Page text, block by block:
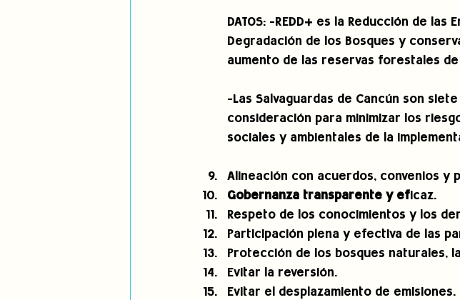
DATOS: -REDD+ es la Reducción de
Degradación de los Bosques y
aumento de las reservas forestales
-Las Salvaguardas de Cancún son
consideración para minimizar los
sociales y ambientales de la
Alineación con acuerdos, convenios y
Gobernanza transparente y eficaz.
Respeto de los conocimientos y los
Participación plena y efectiva de las
Protección de los bosques naturales,
Evitar la reversión.
Evitar el desplazamiento de emisiones.